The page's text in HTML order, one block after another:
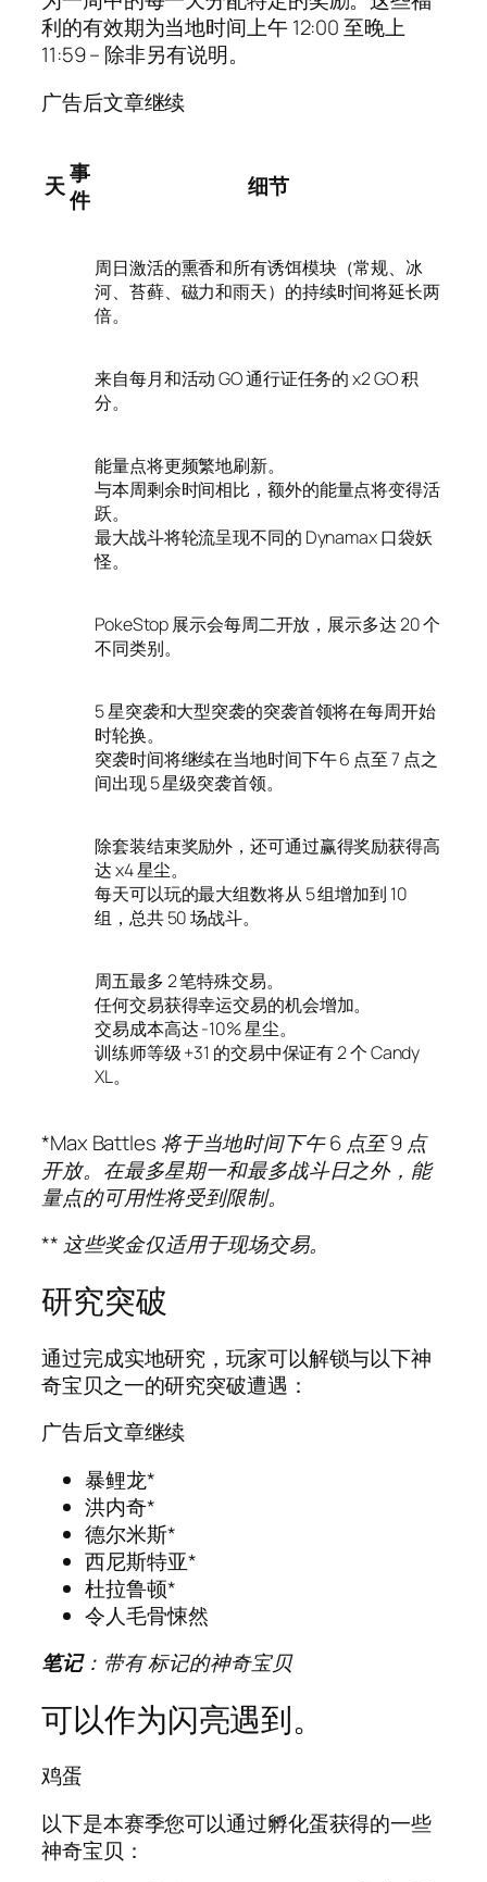
利的有效期为当地时间上午 12:00 至晚上
11:59 – 除非另有说明。
广告后文章继续
天事
件
细节
周日激活的熏香和所有诱饵模块（常规、冰
河、苔藓、磁力和雨天）的持续时间将延长两
倍。
来自每月和活动 GO 通行证任务的 x2 GO 积
分。
能量点将更频繁地刷新。
与本周剩余时间相比，额外的能量点将变得活
跃。
最大战斗将轮流呈现不同的 Dynamax 口袋妖
怪。
PokeStop 展示会每周二开放，展示多达 20 个
不同类别。
5 星突袭和大型突袭的突袭首领将在每周开始
时轮换。
突袭时间将继续在当地时间下午 6 点至 7 点之
间出现 5 星级突袭首领。
除套装结束奖励外，还可通过赢得奖励获得高
达 x4 星尘。
每天可以玩的最大组数将从 5 组增加到 10
组，总共 50 场战斗。
周五最多 2 笔特殊交易。
任何交易获得幸运交易的机会增加。
交易成本高达 -10% 星尘。
训练师等级 +31 的交易中保证有 2 个 Candy
XL。
*Max Battles 将于当地时间下午 6 点至 9 点
开放。在最多星期一和最多战斗日之外，能
量点的可用性将受到限制。
** 这些奖金仅适用于现场交易。
研究突破
通过完成实地研究，玩家可以解锁与以下神
奇宝贝之一的研究突破遭遇：
广告后文章继续
暴鲤龙*
洪内奇*
德尔米斯*
西尼斯特亚*
杜拉鲁顿*
令人毛骨悚然
笔记：带有 标记的神奇宝贝
可以作为闪亮遇到。
鸡蛋
以下是本赛季您可以通过孵化蛋获得的一些
神奇宝贝：